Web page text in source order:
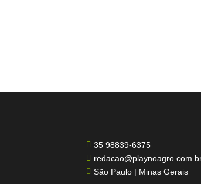
 35 98839-6375

 São Paulo | Minas Gerais